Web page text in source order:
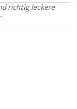
richtig leckere